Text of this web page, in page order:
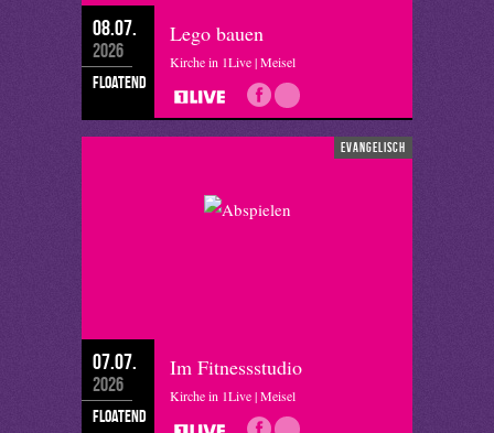
08.07.
2026
floatend
Lego bauen
Kirche in 1Live | Meisel
evangelisch
07.07.
2026
floatend
Im Fitnessstudio
Kirche in 1Live | Meisel